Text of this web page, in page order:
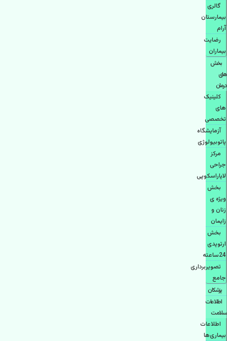
گالری
بیمارستان
آرام
رضایت
بیماران
بخش
های
درمان
کلینیک
های
تخصصی
آزمایشگاه
پاتوبیولوژی
مرکز
جراحی
لاپاراسکوپی
بخش
ویژه ی
زنان و
زایمان
بخش
ارتوپدی
24ساعته
تصویربرداری
جامع
پزشكان
اطلاعات
سلامت
اطلاعات
بیماری‌ها